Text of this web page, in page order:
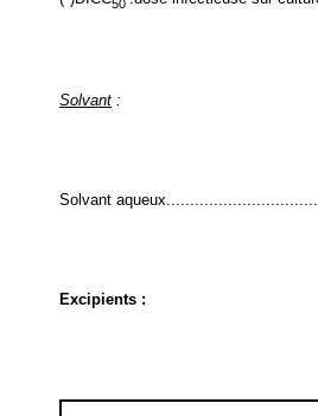
50
Solvant :
Solvant
Excipients :